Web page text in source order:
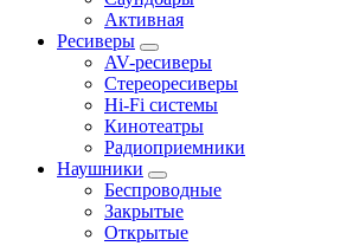
Активная
Ресиверы
AV-ресиверы
Стереоресиверы
Hi-Fi системы
Кинотеатры
Радиоприемники
Наушники
Беспроводные
Закрытые
Открытые